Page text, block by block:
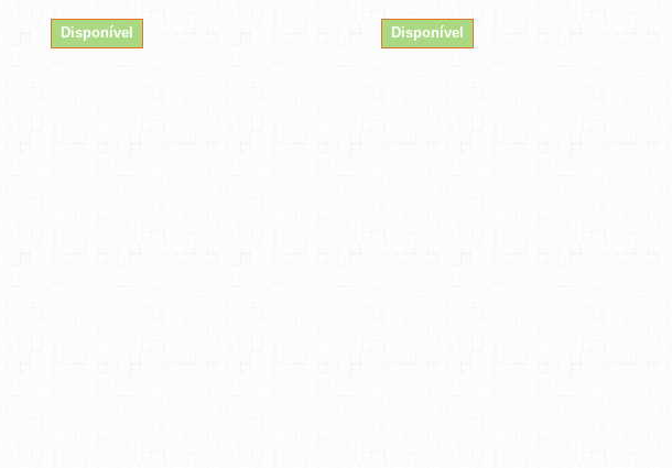
Disponível Disponível